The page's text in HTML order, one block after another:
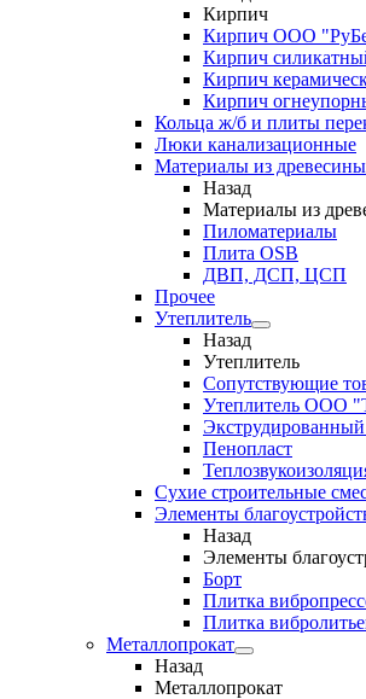
Кирпич
Кирпич ООО
Кирпич
Кирпич
Кирпич
Кольца ж/б и плиты
Люки канализационные
Материалы из древесины
Назад
Материалы из
Пиломатериалы
Плита OSB
ДВП, ДСП, ЦСП
Прочее
Утеплитель
Назад
Утеплитель
Сопутствующие
Утеплитель ООО
Пенопласт
Сухие строительные
Элементы
Назад
Элементы
Борт
Плитка
Плитка
Металлопрокат
Назад
Металлопрокат